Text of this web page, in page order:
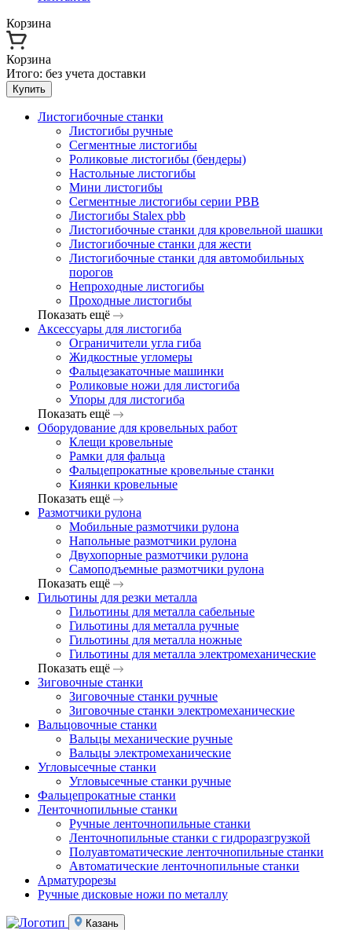
Корзина
Корзина
Итого: без учета доставки
Купить
Листогибочные станки
Листогибы ручные
Сегментные листогибы
Роликовые листогибы (бендеры)
Настольные листогибы
Мини листогибы
Сегментные листогибы серии PBB
Листогибы Stalex pbb
Листогибочные станки для кровельной шашки
Листогибочные станки для жести
Листогибочные станки для автомобильных
порогов
Непроходные листогибы
Проходные листогибы
Показать ещё
Аксессуары для листогиба
Ограничители угла гиба
Жидкостные угломеры
Фальцезакаточные машинки
Роликовые ножи для листогиба
Упоры для листогиба
Показать ещё
Оборудование для кровельных работ
Клещи кровельные
Рамки для фальца
Фальцепрокатные кровельные станки
Киянки кровельные
Показать ещё
Размотчики рулона
Мобильные размотчики рулона
Напольные размотчики рулона
Двухопорные размотчики рулона
Самоподъемные размотчики рулона
Показать ещё
Гильотины для резки металла
Гильотины для металла сабельные
Гильотины для металла ручные
Гильотины для металла ножные
Гильотины для металла электромеханические
Показать ещё
Зиговочные станки
Зиговочные станки ручные
Зиговочные станки электромеханические
Вальцовочные станки
Вальцы механические ручные
Вальцы электромеханические
Угловысечные станки
Угловысечные станки ручные
Фальцепрокатные станки
Ленточнопильные станки
Ручные ленточнопильные станки
Ленточнопильные станки с гидроразгрузкой
Полуавтоматические ленточнопильные станки
Автоматические ленточнопильные станки
Арматурорезы
Ручные дисковые ножи по металлу
Казань